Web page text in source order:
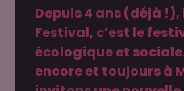
Depuis 4 ans (déjà !),
Festival, c’est le
écologique et
encore et toujours à